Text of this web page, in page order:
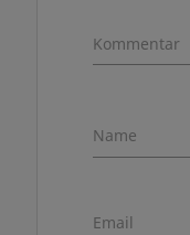
Kommentar
Name
Email